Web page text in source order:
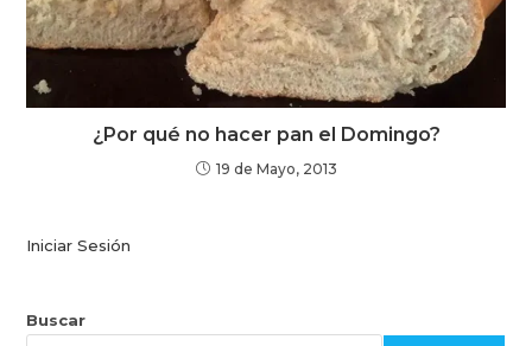
¿Por qué no hacer pan el Domingo?
19 de Mayo, 2013
Iniciar Sesión
Buscar